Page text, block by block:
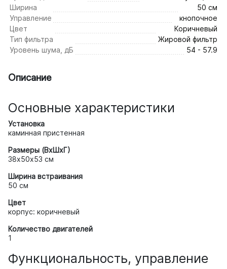
Ширина
50 см
Управление
кнопочное
Цвет
Коричневый
Тип фильтра
Жировой фильтр
Уровень шума, дБ
54 - 57.9
Описание
Основные характеристики
Установка
каминная пристенная
Размеры (ВхШхГ)
38х50х53 см
Ширина встраивания
50 см
Цвет
корпус: коричневый
Количество двигателей
1
Функциональность, управление